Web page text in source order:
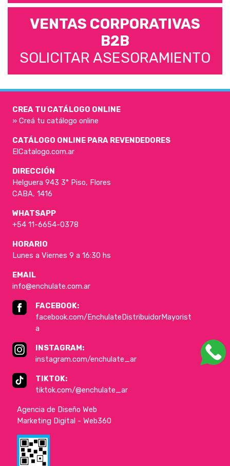
VENTAS CORPORATIVAS
B2B
SOLICITAR ASESORAMIENTO
CREA TU CATÁLOGO ONLINE
» Creá tu catálogo online
CATÁLOGO ONLINE PARA REVENDEDORES
ElCatalogo.com.ar
DIRECCIÓN
Helguera 943 3° Piso, Flores
CABA, 1416
WHATSAPP
+54 11-6654-0378
HORARIO
Lunes a Viernes 9 a 16:30 hs
EMAIL
info@enchulate.com.ar
FACEBOOK:
facebook.com/EnchulateDistribuidorMayorist
a
INSTAGRAM:
instagram.com/enchulate_ar
TIKTOK:
tiktok.com/@enchulate_ar
Agencia de Diseño Web
Marketing Digital - Web360